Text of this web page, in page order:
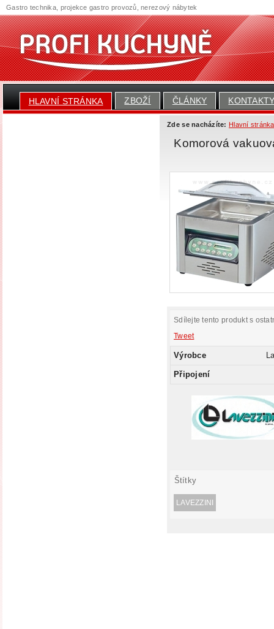
HLAVNÍ STRÁNKA ZBOŽÍ ČLÁNKY
Zde se nacházíte: Hlavní stránka
Komorová
Sdílejte tento produkt s
Tweet
Výrobce
Připojení
Štítky
LAVEZZINI
Gastro technika, projekce gastro provozů, nerezový nábytek